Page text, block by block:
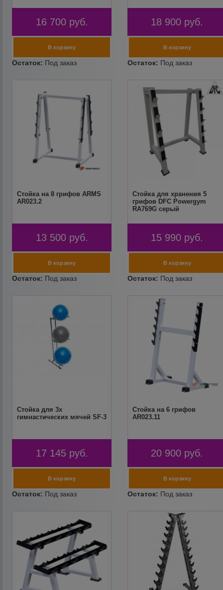
16 700 руб. 18 900 руб.
Стойка на 8 грифов ARMS
AR023.2
13 500 руб.
Стойка для хранения 5
грифов DFC Powergym
RA769G серый
15 990 руб.
Стойка для 3х
гимнастических мячей SF-3
17 145 руб.
Стойка на 6 грифов
AR023.11
20 900 руб.